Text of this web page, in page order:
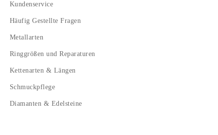
Kundenservice
Häufig Gestellte Fragen
Metallarten
Ringgrößen und Reparaturen
Kettenarten & Längen
Schmuckpflege
Diamanten & Edelsteine